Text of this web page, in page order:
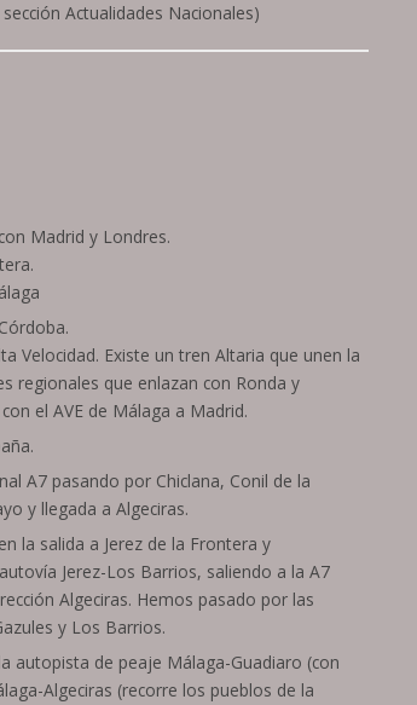
Actualidades Nacionales)
Madrid y Londres.
Velocidad. Existe un tren Altaria que unen la
regionales que enlazan con Ronda y
el AVE de Málaga a Madrid.
A7 pasando por Chiclana, Conil de la
y llegada a Algeciras.
la salida a Jerez de la Frontera y
Jerez-Los Barrios, saliendo a la A7
Algeciras. Hemos pasado por las
y Los Barrios.
autopista de peaje Málaga-Guadiaro (con
Algeciras (recorre los pueblos de la